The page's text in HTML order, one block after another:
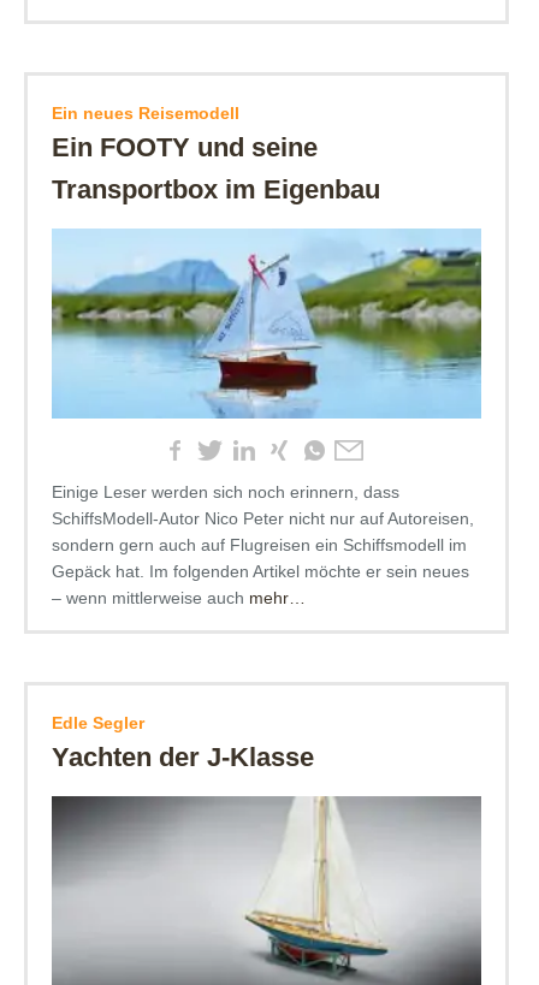
Ein neues Reisemodell
Ein FOOTY und seine
Transportbox im Eigenbau
Einige Leser werden sich noch erinnern, dass
SchiffsModell-Autor Nico Peter nicht nur auf Autoreisen,
sondern gern auch auf Flugreisen ein Schiffsmodell im
Gepäck hat. Im folgenden Artikel möchte er sein neues
– wenn mittlerweise auch mehr…
Edle Segler
Yachten der J-Klasse